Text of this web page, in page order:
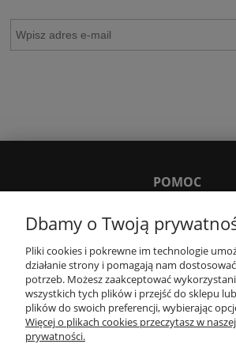
POMOC
MOJE KONTO
PŁATNOŚCI I
KONTAKT
Dbamy o Twoją
Pliki cookies i pokrewne im technologie
działanie strony i pomagają nam
potrzeb. Możesz zaakceptować
wszystkich tych plików i przejść do sklepu
plików do swoich preferencji, wybierając
Więcej o plikach cookies przeczytasz w
prywatności.